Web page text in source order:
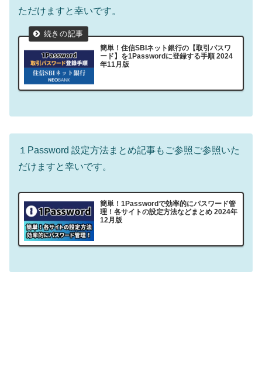
ただけますと幸いです。
簡単！住信SBIネット銀行の【取引パスワ
ード】を1Passwordに登録する手順 2024
年11月版
１Password 設定方法まとめ記事もご参照ご参照いた
だけますと幸いです。
簡単！1Passwordで効率的にパスワード管
理！各サイトの設定方法などまとめ 2024年
12月版